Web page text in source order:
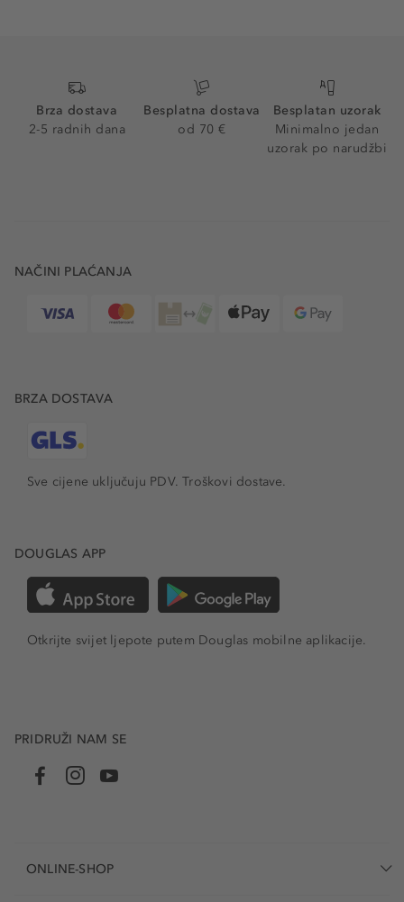
Brza dostava
2-5 radnih dana
Besplatna dostava
od 70 €
Besplatan uzorak
Minimalno jedan
uzorak po narudžbi
NAČINI PLAĆANJA
BRZA DOSTAVA
Sve cijene uključuju PDV.Troškovi dostave.
DOUGLAS APP
Otkrijte svijet ljepote putem Douglas mobilne aplikacije.
PRIDRUŽI NAM SE
ONLINE-SHOP